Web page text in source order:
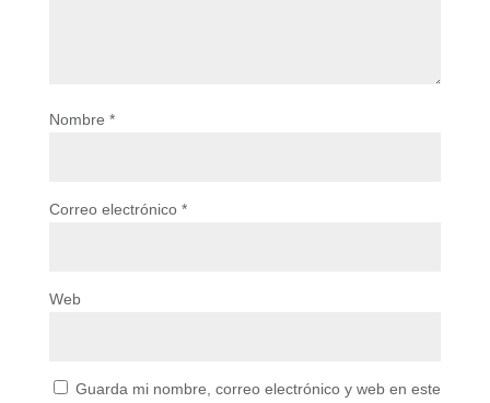
Nombre *
Correo electrónico *
Web
Guarda mi nombre, correo electrónico y web en este